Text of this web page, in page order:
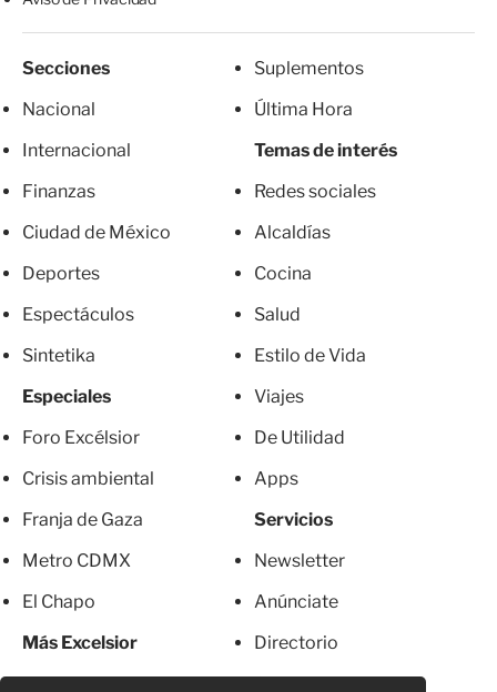
Secciones
Nacional
Internacional
Finanzas
Ciudad de México
Deportes
Espectáculos
Sintetika
Especiales
Foro Excélsior
Crisis ambiental
Franja de Gaza
Metro CDMX
El Chapo
Más Excelsior
Suplementos
Última Hora
Temas de interés
Redes sociales
Alcaldías
Cocina
Salud
Estilo de Vida
Viajes
De Utilidad
Apps
Servicios
Newsletter
Anúnciate
Directorio